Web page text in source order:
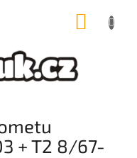
+ T2 8/67-